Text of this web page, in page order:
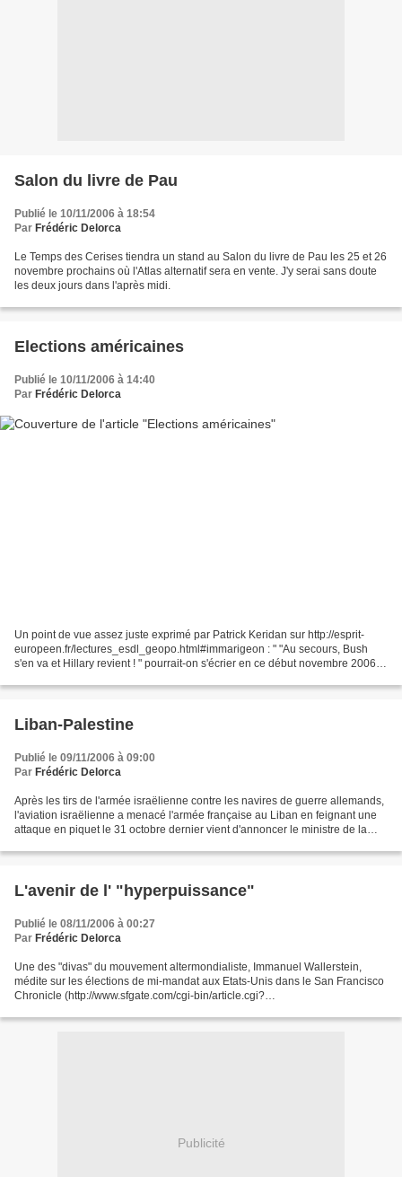
Salon du livre de Pau
Publié le 10/11/2006 à 18:54
Par Frédéric Delorca
Le Temps des Cerises tiendra un stand au Salon du livre de Pau les 25 et 26
novembre prochains où l'Atlas alternatif sera en vente. J'y serai sans doute
les deux jours dans l'après midi.
Elections américaines
Publié le 10/11/2006 à 14:40
Par Frédéric Delorca
Un point de vue assez juste exprimé par Patrick Keridan sur http://esprit-
europeen.fr/lectures_esdl_geopo.html#immarigeon : " "Au secours, Bush
s'en va et Hillary revient ! " pourrait-on s'écrier en ce début novembre 2006
Liban-Palestine
Publié le 09/11/2006 à 09:00
Par Frédéric Delorca
Après les tirs de l'armée israëlienne contre les navires de guerre allemands,
l'aviation israëlienne a menacé l'armée française au Liban en feignant une
attaque en piquet le 31 octobre dernier vient d'annoncer le ministre de la
L'avenir de l' "hyperpuissance"
Publié le 08/11/2006 à 00:27
Par Frédéric Delorca
Une des "divas" du mouvement altermondialiste, Immanuel Wallerstein,
médite sur les élections de mi-mandat aux Etats-Unis dans le San Francisco
Chronicle (http://www.sfgate.com/cgi-bin/article.cgi?
Publicité